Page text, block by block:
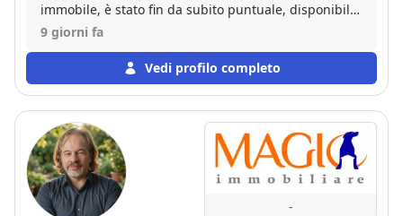
immobile, è stato fin da subito puntuale, disponibile
e professionale nella gestione della pratica,
passo passo nella vendita. Consiglio Vito per la sua
professionalità e per la sua capacità di gestire le
soddisfatti!
9 giorni fa
Vedi profilo completo
-